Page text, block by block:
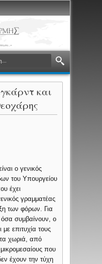
και
ο γενικός
του Υπουργείου
έχει
γραμματέας
των φόρων. Για
συμβαίνουν, ο
επιτυχία τους
χωριά, από
που
έχουν την τύχη